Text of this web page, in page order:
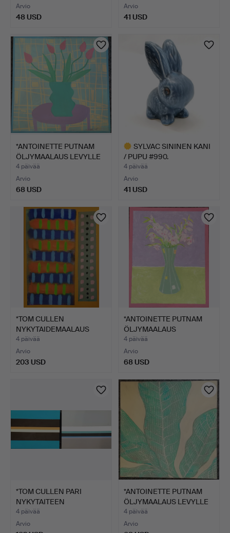
Arvio
48 USD
Arvio
41 USD
*ANTOINETTE PUTNAM
ÖLJYMAALAUS LEVYLLE
'WA…
4 päivää
Arvio
68 USD
SYLVAC SININEN KANI
/ PUPU #990.
4 päivää
Arvio
41 USD
*TOM CULLEN
NYKYTAIDEMAALAUS
KANKAALLE.
4 päivää
Arvio
203 USD
*ANTOINETTE PUTNAM
ÖLJYMAALAUS
KANKAALLE '…
4 päivää
Arvio
68 USD
*TOM CULLEN PARI
NYKYTAITEEN
MAALAUSKANKAI…
4 päivää
Arvio
*ANTOINETTE PUTNAM
ÖLJYMAALAUS LEVYLLE
'LE…
4 päivää
Arvio